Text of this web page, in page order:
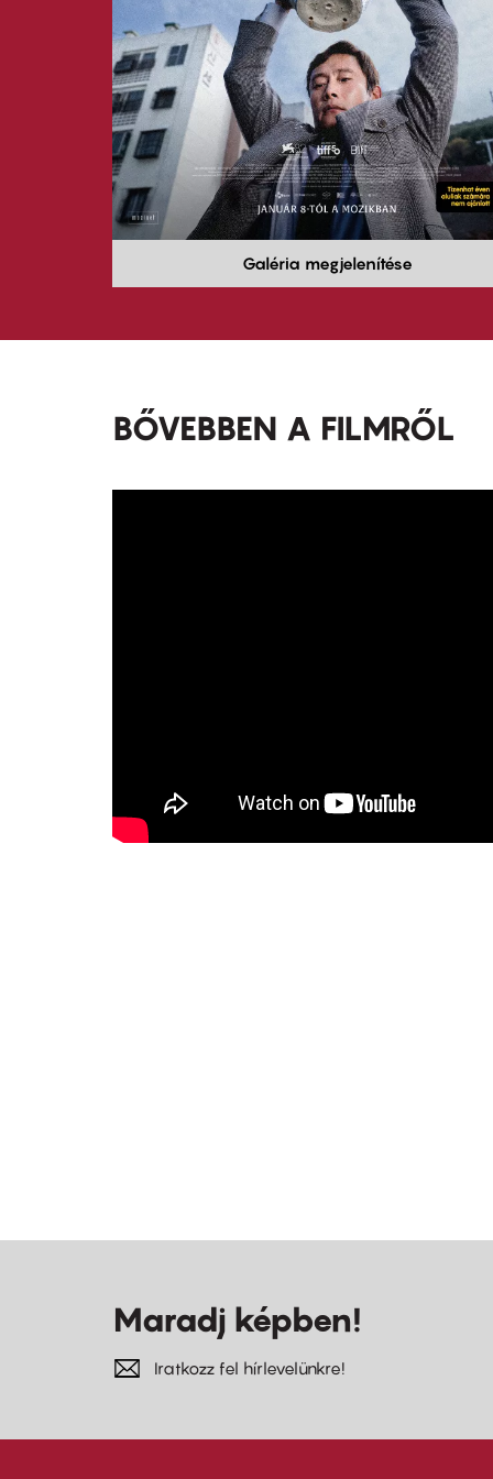
Galéria megjelenítése
BŐVEBBEN A FILMRŐL
Maradj képben!
Iratkozz fel hírlevelünkre!